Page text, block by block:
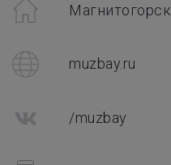
Магнитогорск
muzbay.ru
/muzbay